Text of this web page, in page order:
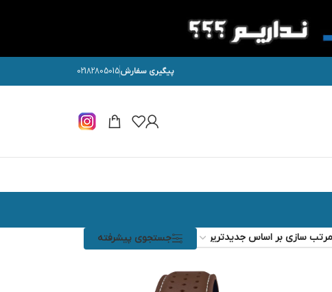
پیگیری سفارش02182805015
جستجوی پیشرفته